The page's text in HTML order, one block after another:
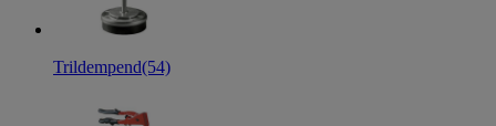
Trildempend(54)